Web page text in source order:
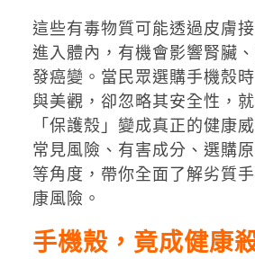
這些有毒物質可能透過皮膚
進入體內，有機會影響腎臟、
發癌變。當民眾選購手機殼
與美觀，卻忽略其安全性，
「保護殼」變成真正的健康
常見風險、有害成分、選購
等角度，帶你全面了解劣質
康風險。
手機殼，竟成健康